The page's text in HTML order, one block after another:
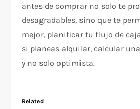
antes de comprar no solo te
desagradables, sino que te
mejor, planificar tu flujo de
si planeas alquilar, calcular
y no solo optimista.
Related